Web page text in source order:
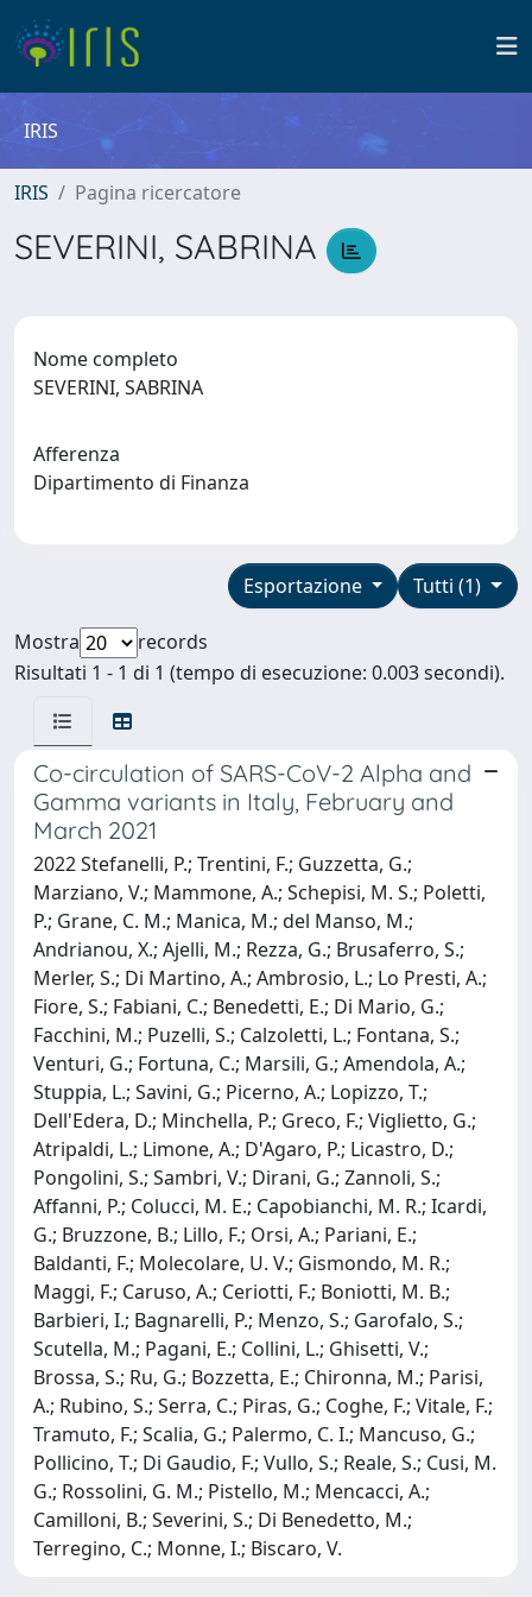
IRIS
IRIS Pagina ricercatore
SEVERINI, SABRINA
Nome completo
SEVERINI, SABRINA
Afferenza
Dipartimento di Finanza
Tutti (1)
Esportazione
Mostra
records
Risultati 1 - 1 di 1 (tempo di esecuzione: 0.003 secondi).
Co-circulation of SARS-CoV-2 Alpha and
Gamma variants in Italy, February and
March 2021
2022 Stefanelli, P.; Trentini, F.; Guzzetta, G.;
Marziano, V.; Mammone, A.; Schepisi, M. S.; Poletti,
P.; Grane, C. M.; Manica, M.; del Manso, M.;
Andrianou, X.; Ajelli, M.; Rezza, G.; Brusaferro, S.;
Merler, S.; Di Martino, A.; Ambrosio, L.; Lo Presti, A.;
Fiore, S.; Fabiani, C.; Benedetti, E.; Di Mario, G.;
Facchini, M.; Puzelli, S.; Calzoletti, L.; Fontana, S.;
Venturi, G.; Fortuna, C.; Marsili, G.; Amendola, A.;
Stuppia, L.; Savini, G.; Picerno, A.; Lopizzo, T.;
Dell'Edera, D.; Minchella, P.; Greco, F.; Viglietto, G.;
Atripaldi, L.; Limone, A.; D'Agaro, P.; Licastro, D.;
Pongolini, S.; Sambri, V.; Dirani, G.; Zannoli, S.;
Affanni, P.; Colucci, M. E.; Capobianchi, M. R.; Icardi,
G.; Bruzzone, B.; Lillo, F.; Orsi, A.; Pariani, E.;
Baldanti, F.; Molecolare, U. V.; Gismondo, M. R.;
Maggi, F.; Caruso, A.; Ceriotti, F.; Boniotti, M. B.;
Barbieri, I.; Bagnarelli, P.; Menzo, S.; Garofalo, S.;
Scutella, M.; Pagani, E.; Collini, L.; Ghisetti, V.;
Brossa, S.; Ru, G.; Bozzetta, E.; Chironna, M.; Parisi,
A.; Rubino, S.; Serra, C.; Piras, G.; Coghe, F.; Vitale, F.;
Tramuto, F.; Scalia, G.; Palermo, C. I.; Mancuso, G.;
Pollicino, T.; Di Gaudio, F.; Vullo, S.; Reale, S.; Cusi, M.
G.; Rossolini, G. M.; Pistello, M.; Mencacci, A.;
Camilloni, B.; Severini, S.; Di Benedetto, M.;
Terregino, C.; Monne, I.; Biscaro, V.